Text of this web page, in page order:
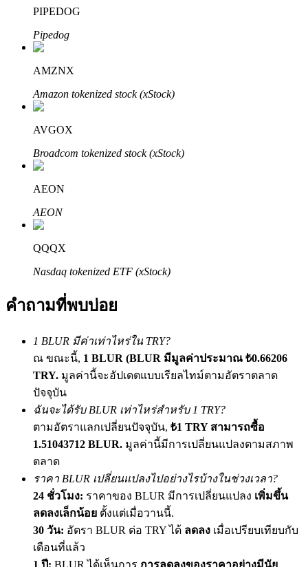
พันธมิตร Bitrue
มากถึง 65% คอมมิชชั่น!
การแนะนำ
เชิญเพื่อนเพื่อรับรางวัลเงินสด
BTC Welcome Rewards
BTC Welcome Rewards
Deposit & Trade BTC to Share 25000 USDT prize pool!
Deposit CASHCAT & Win
PIPEDOG
Pipedog
AMZNX
Amazon tokenized stock (xStock)
AVGOX
Broadcom tokenized stock (xStock)
AEON
AEON
QQQX
Nasdaq tokenized ETF (xStock)
คำถามที่พบบ่อย
1 BLUR มีค่าเท่าไหร่ใน TRY?
ณ ขณะนี้, 1 BLUR (BLUR มีมูลค่าประมาณ ₺0.66206
TRY. มูลค่านี้จะอัปเดตแบบเรียลไทม์ตามอัตราตลาด
ปัจจุบัน
ฉันจะได้รับ BLUR เท่าไหร่สำหรับ 1 TRY?
ตามอัตราแลกเปลี่ยนปัจจุบัน, ₺1 TRY สามารถซื้อ
1.51043712 BLUR. มูลค่านี้มีการเปลี่ยนแปลงตามสภาพ
ตลาด
ราคา BLUR เปลี่ยนแปลงไปอย่างไรบ้างในช่วงเวลา?
24 ชั่วโมง: ราคาของ BLUR มีการเปลี่ยนแปลง เพิ่มขึ้น
ลดลงเล็กน้อย ตั้งแต่เมื่อวานนี้.
30 วัน: อัตรา BLUR ต่อ TRY ได้ ลดลง เมื่อเปรียบเทียบกับ
เดือนที่แล้ว
1 ปี: BLUR ได้เห็นการ การลดลงของราคาอย่างมีนัย